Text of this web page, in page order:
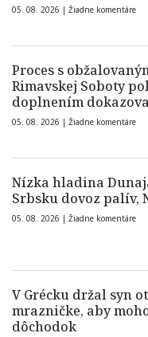
05. 08. 2026 | Žiadne komentáre
Proces s
Rimavskej Soboty
doplnením
05. 08. 2026 | Žiadne komentáre
Nízka hladina
Srbsku dovoz palív,
05. 08. 2026 | Žiadne komentáre
V Grécku držal syn
mrazničke, aby
dôchodok